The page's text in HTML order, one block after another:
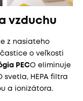
vzduchu
z nasiateho
o veľkosti
PECO eliminuje
svetla, HEPA filtra
a ionizátora.